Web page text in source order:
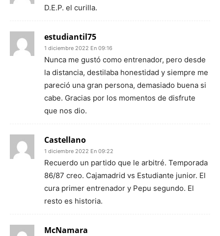
D.E.P. el curilla.
estudiantil75
1 diciembre 2022 En 09:16
Nunca me gustó como entrenador, pero desde
la distancia, destilaba honestidad y siempre me
pareció una gran persona, demasiado buena si
cabe. Gracias por los momentos de disfrute
que nos dio.
Castellano
1 diciembre 2022 En 09:22
Recuerdo un partido que le arbitré. Temporada
86/87 creo. Cajamadrid vs Estudiante junior. El
cura primer entrenador y Pepu segundo. El
resto es historia.
McNamara